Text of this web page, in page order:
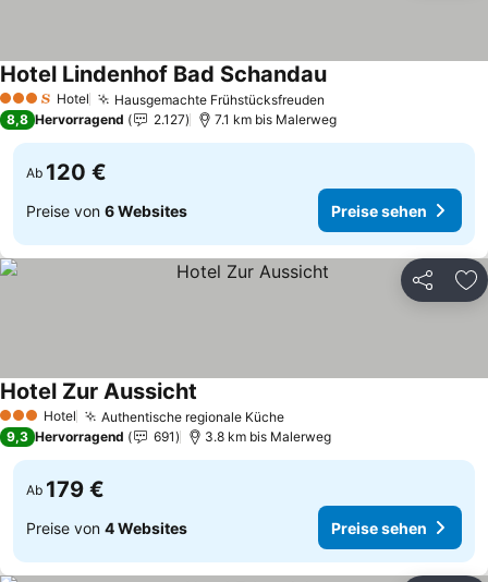
3 Sterne Hotel Hausgemachte Frühstücksfreuden
Hotel Lindenhof Bad SchandauPreise sehen
8,8 Hervorragend 2.127 7.1 km bis Malerweg
Ab 120 €
Preise von 6 Websites Preise sehen
Teilen
3 SterneHotel Authentische regionale KüchePreise sehen
Hotel Zur Aussicht
9,3 Hervorragend 691 3.8 km bis Malerweg
Ab 179 €
Preise von 4 Websites Preise sehen